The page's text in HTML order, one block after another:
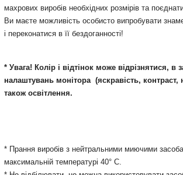
махрових виробів необхідних розмірів та
Ви маєте можливість особисто випробувати
і переконатися в її бездоганності!
* Увага! Колір і відтінок може відрізнятися, в
налаштувань монітора(яскравість, контраст,
також освітлення.
* Прання виробів з нейтральними миючими
максимальній температурі 40° С.